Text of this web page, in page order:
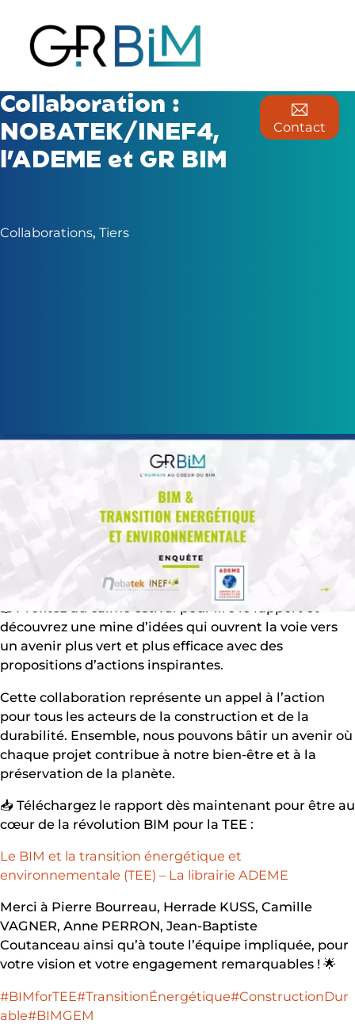
Contact
Collaboration :
NOBATEK/INEF4,
l’ADEME et GR BIM
Collaborations, Tiers
Marie Kieffer – le 18/08/2023l
🏗️🌱 Le BIM, un catalyseur pour une transition
énergétique et environnementale réussie ! 💡🌍
📖 Profitez du calme estival pour lire le rapport et
découvrez une mine d’idées qui ouvrent la voie vers
un avenir plus vert et plus efficace avec des
propositions d’actions inspirantes.
Cette collaboration représente un appel à l’action
pour tous les acteurs de la construction et de la
durabilité. Ensemble, nous pouvons bâtir un avenir où
chaque projet contribue à notre bien-être et à la
préservation de la planète.
📥 Téléchargez le rapport dès maintenant pour être au
cœur de la révolution BIM pour la TEE :
Le BIM et la transition énergétique et
environnementale (TEE) – La librairie ADEME
Merci à Pierre Bourreau, Herrade KUSS, Camille
VAGNER, Anne PERRON, Jean-Baptiste
Coutanceau ainsi qu’à toute l’équipe impliquée, pour
votre vision et votre engagement remarquables ! 🌟
#BIMforTEE#TransitionÉnergétique#ConstructionDur
able#BIMGEM